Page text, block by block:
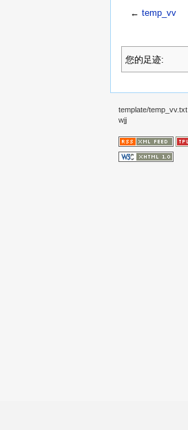
← temp_vv
您的足迹:
template/temp_vv.txt
wjj